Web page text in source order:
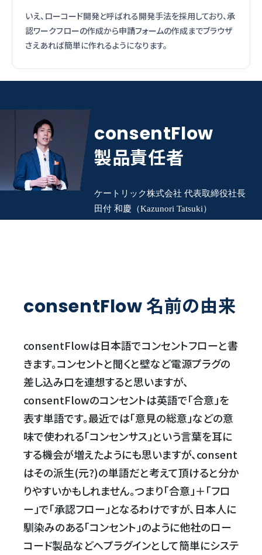
いえ、ローコード開発と呼ばれる開発手法を採用しており、承
認ワークフローの作成から申請フォームの作成までブラウザ
さえあれば簡単に作れるようになります。
consentFlow
製品責任者
ケートリック株式会社代表取締役社長
田付 和慶（Kazunori Tatsuki）
consentFlow 名前の由来
consentFlowは日本語でコンセントフローと書
きます。コンセントと聞くと壁など電源プラグの
差し込み口を連想すると思いますが、
consentFlowのコンセントは英語で「合意」を
表す単語です。最近では「意見の総意」などの意
味で使われる「コンセンサス」という言葉を耳に
する機会が増えたようにも思いますが、consent
はその派生(元?)の単語だと考えて頂けると分か
りやすいかもしれません。つまり「合意」＋「フロ
ー」で「承認フロー」となるわけですが、日本人に
馴染みのある「コンセント」のように他社のロー
コード製品などへプラグインとして簡単にシステ